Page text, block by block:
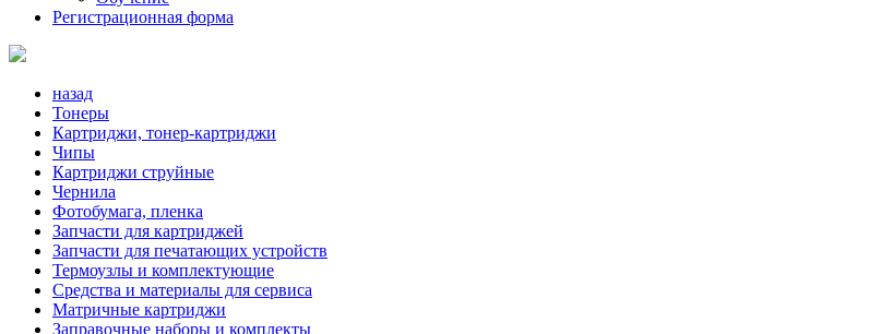
Регистрационная форма
назад
Тонеры
Картриджи, тонер-картриджи
Чипы
Картриджи струйные
Чернила
Фотобумага, пленка
Запчасти для картриджей
Запчасти для печатающих устройств
Термоузлы и комплектующие
Средства и материалы для сервиса
Матричные картриджи
Заправочные наборы и комплекты